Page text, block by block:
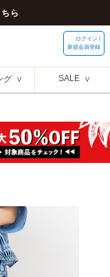
ら
ログイン /
新規会員登録
グ SALE